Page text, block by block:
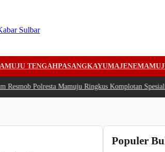
TENGAHPASANGKAYUMAJENE
Polresta Mamuju Ringkus Komplotan Spesialis
Populer